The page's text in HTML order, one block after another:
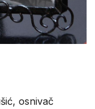
osnivač